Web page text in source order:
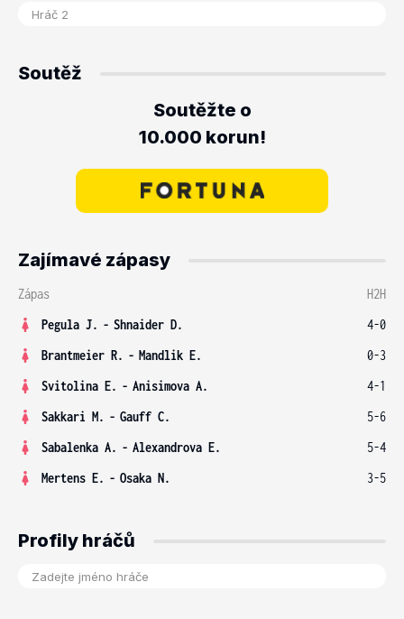
Soutěž
Soutěžte o
10.000 korun!
Zajímavé zápasy
Zápas
H2H
Pegula J. - Shnaider D.
4-0
Brantmeier R. - Mandlik E.
0-3
Svitolina E. - Anisimova A.
4-1
Sakkari M. - Gauff C.
5-6
Sabalenka A. - Alexandrova E.
5-4
Mertens E. - Osaka N. 3-5
Profily hráčů